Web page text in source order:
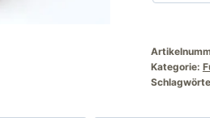
Kategorie: